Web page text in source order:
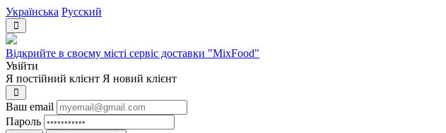
Українська Русский
Відкрийте в своєму місті сервіс доставки "MixFood"
Увійти
Я постійний клієнт Я новий клієнт
Ваш email
Пароль